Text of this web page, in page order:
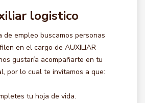
logistico
de empleo buscamos personas
en el cargo de AUXILIAR
gustaría acompañarte en tu
por lo cual te invitamos a que:
tu hoja de vida.